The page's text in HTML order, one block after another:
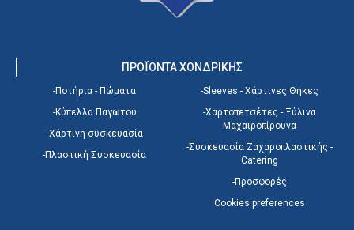
ΠΡΟΪΟΝΤΑ ΧΟΝΔΡΙΚΗΣ
-Ποτήρια - Πώματα
-Κύπελλα Παγωτού
-Χάρτινη συσκευασία
-Πλαστική Συσκευασία
-Sleeves - Χάρτινες Θήκες
-Χαρτοπετσέτες - Ξύλινα
Μαχαιροπίρουνα
-Συσκευασία Ζαχαροπλαστικής -
Catering
-Προσφορές
Cookies preferences